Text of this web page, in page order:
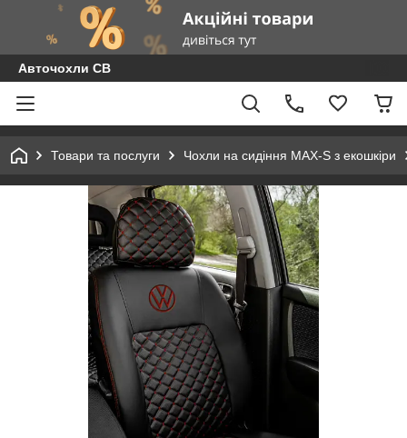
Авточохли СВ
Товари та послуги Чохли на сидіння MAX-S з екошкіри